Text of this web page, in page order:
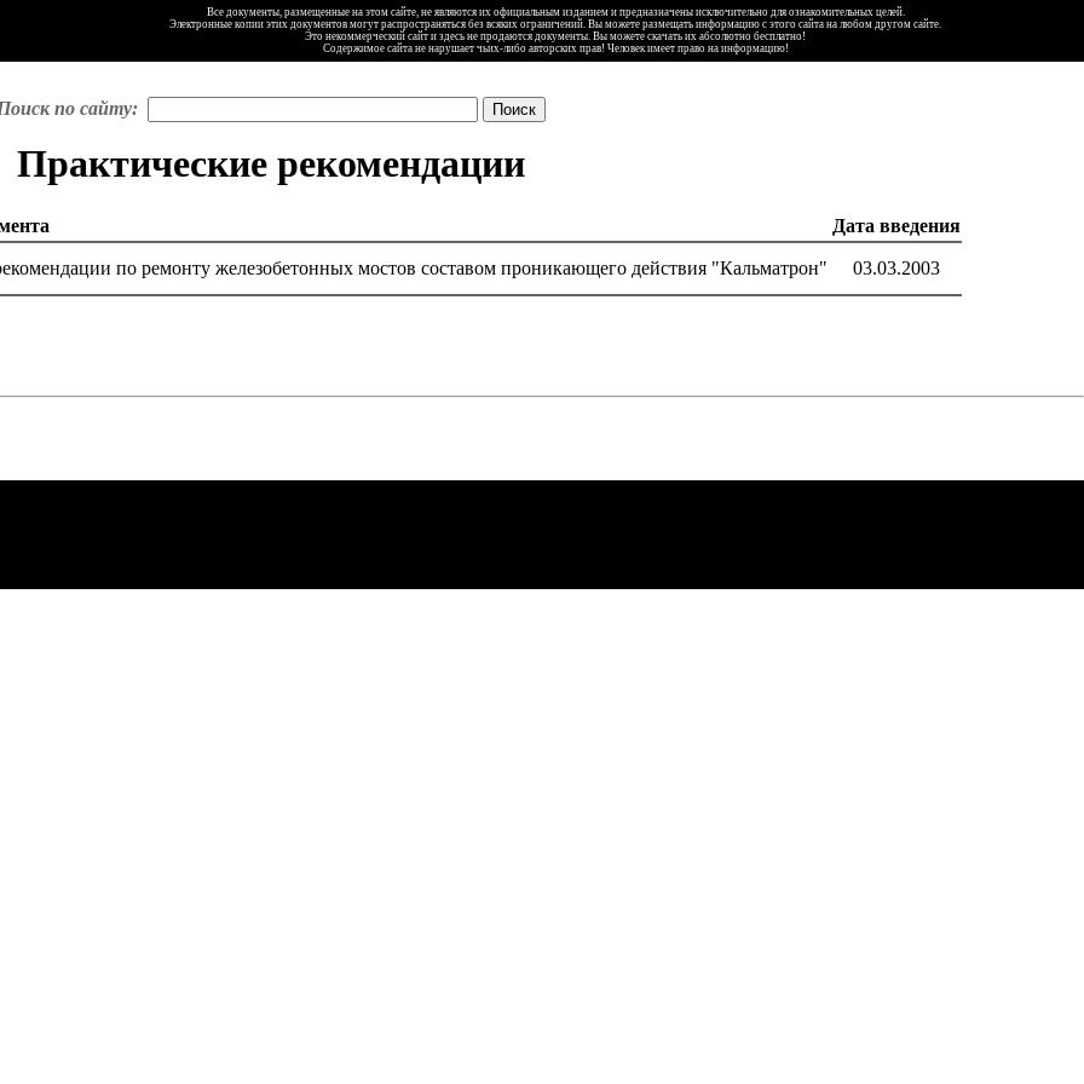
Все документы, размещенные на этом сайте, не являются их официальным изданием и предназначены исключительно для ознакомительных целей.
Электронные копии этих документов могут распространяться без всяких ограничений. Вы можете размещать информацию с этого сайта на любом другом сайте.
Это некоммерческий сайт и здесь не продаются документы. Вы можете скачать их абсолютно бесплатно!
Содержимое сайта не нарушает чьих-либо авторских прав! Человек имеет право на информацию!
по сайту:
Практические рекомендации
Дата введения
по ремонту железобетонных мостов составом проникающего действия "Кальматрон" 03.03.2003